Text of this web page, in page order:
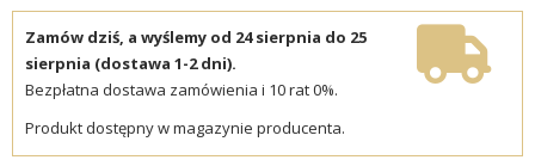
Zamów dziś, a wyślemy od 24 sierpnia do 25
sierpnia (dostawa 1-2 dni).
Bezpłatna dostawa zamówienia i 10 rat 0%.
Produkt dostępny w magazynie producenta.